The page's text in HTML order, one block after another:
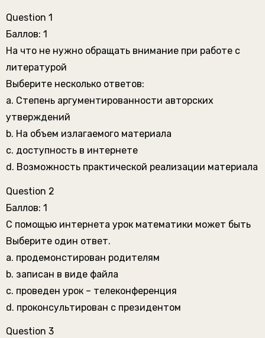
Question 1
Баллов: 1
На что не нужно обращать внимание при работе с
литературой
Выберите несколько ответов:
a. Степень аргументированности авторских
утверждений
b. На объем излагаемого материала
c. доступность в интернете
d. Возможность практической реализации материала
Question 2
Баллов: 1
С помощью интернета урок математики может быть
Выберите один ответ.
a. продемонстирован родителям
b. записан в виде файла
c. проведен урок – телеконференция
d. проконсультирован с президентом
Question 3